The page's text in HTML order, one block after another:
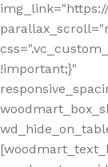
!important;}"